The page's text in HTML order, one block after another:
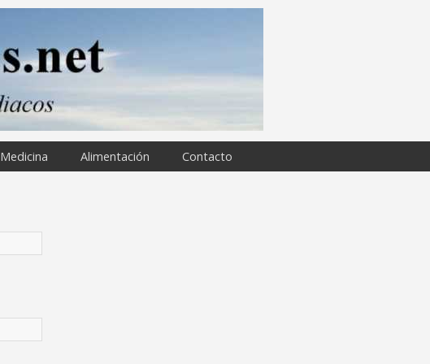
Medicina Alimentación Contacto